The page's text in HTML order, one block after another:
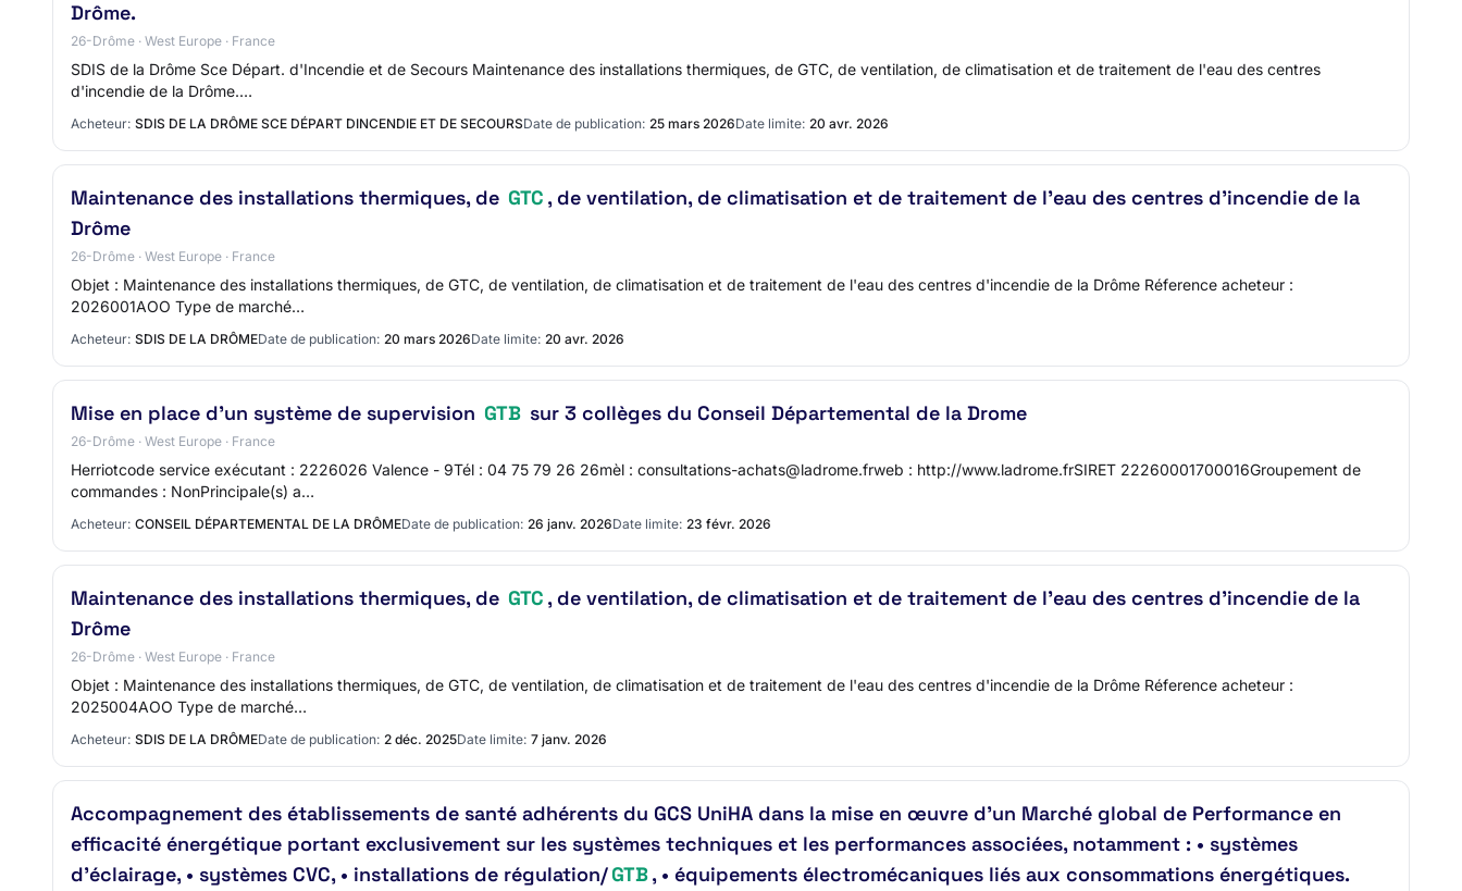
Drôme.
26-Drôme · West Europe · France
SDIS de la Drôme Sce Départ. d'Incendie et de Secours Maintenance des installations thermiques, de GTC, de ventilation, de climatisation et de traitement de l'eau des centres
d'incendie de la Drôme.…
Acheteur: SDIS DE LA DRÔME SCE DÉPART DINCENDIE ET DE SECOURSDate de publication: 25 mars 2026Date limite: 20 avr. 2026
Maintenance des installations thermiques, de GTC , de ventilation, de climatisation et de traitement de l'eau des centres d'incendie de la
Drôme
26-Drôme · West Europe · France
Objet : Maintenance des installations thermiques, de GTC, de ventilation, de climatisation et de traitement de l'eau des centres d'incendie de la Drôme Réference acheteur :
2026001AOO Type de marché…
Acheteur: SDIS DE LA DRÔMEDate de publication: 20 mars 2026Date limite: 20 avr. 2026
Mise en place d'un système de supervision GTB sur 3 collèges du Conseil Départemental de la Drome
26-Drôme · West Europe · France
Herriotcode service exécutant : 2226026 Valence - 9Tél : 04 75 79 26 26mèl : consultations-achats@ladrome.frweb : http://www.ladrome.frSIRET 22260001700016Groupement de
commandes : NonPrincipale(s) a…
Acheteur: CONSEIL DÉPARTEMENTAL DE LA DRÔMEDate de publication: 26 janv. 2026Date limite: 23 févr. 2026
Maintenance des installations thermiques, de GTC , de ventilation, de climatisation et de traitement de l'eau des centres d'incendie de la
Drôme
26-Drôme · West Europe · France
Objet : Maintenance des installations thermiques, de GTC, de ventilation, de climatisation et de traitement de l'eau des centres d'incendie de la Drôme Réference acheteur :
2025004AOO Type de marché…
Acheteur: SDIS DE LA DRÔMEDate de publication: 2 déc. 2025Date limite: 7 janv. 2026
Accompagnement des établissements de santé adhérents du GCS UniHA dans la mise en œuvre d’un Marché global de Performance en
efficacité énergétique portant exclusivement sur les systèmes techniques et les performances associées, notamment : • systèmes
d’éclairage, • systèmes CVC, • installations de régulation/GTB, • équipements électromécaniques liés aux consommations énergétiques.